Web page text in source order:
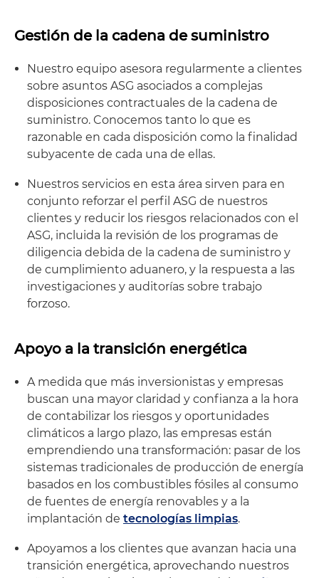
Gestión de la cadena de suministro
Nuestro equipo asesora regularmente a clientes
sobre asuntos ASG asociados a complejas
disposiciones contractuales de la cadena de
suministro. Conocemos tanto lo que es
razonable en cada disposición como la finalidad
subyacente de cada una de ellas.
Nuestros servicios en esta área sirven para en
conjunto reforzar el perfil ASG de nuestros
clientes y reducir los riesgos relacionados con el
ASG, incluida la revisión de los programas de
diligencia debida de la cadena de suministro y
de cumplimiento aduanero, y la respuesta a las
investigaciones y auditorías sobre trabajo
forzoso.
Apoyo a la transición energética
A medida que más inversionistas y empresas
buscan una mayor claridad y confianza a la hora
de contabilizar los riesgos y oportunidades
climáticos a largo plazo, las empresas están
emprendiendo una transformación: pasar de los
sistemas tradicionales de producción de energía
basados en los combustibles fósiles al consumo
de fuentes de energía renovables y a la
implantación de tecnologías limpias.
Apoyamos a los clientes que avanzan hacia una
transición energética, aprovechando nuestros